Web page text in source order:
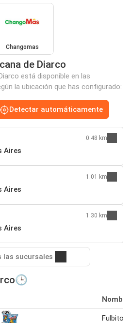
Changomas
de Diarco
está disponible en las
la ubicación que has configurado:
Detectar automáticamente
Aires
0.48 km
Aires
1.01 km
Aires
1.30 km
las sucursales
Nombre
Fulbito